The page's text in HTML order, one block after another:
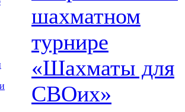
шахматном
турнире
«Шахматы для
СВОих»